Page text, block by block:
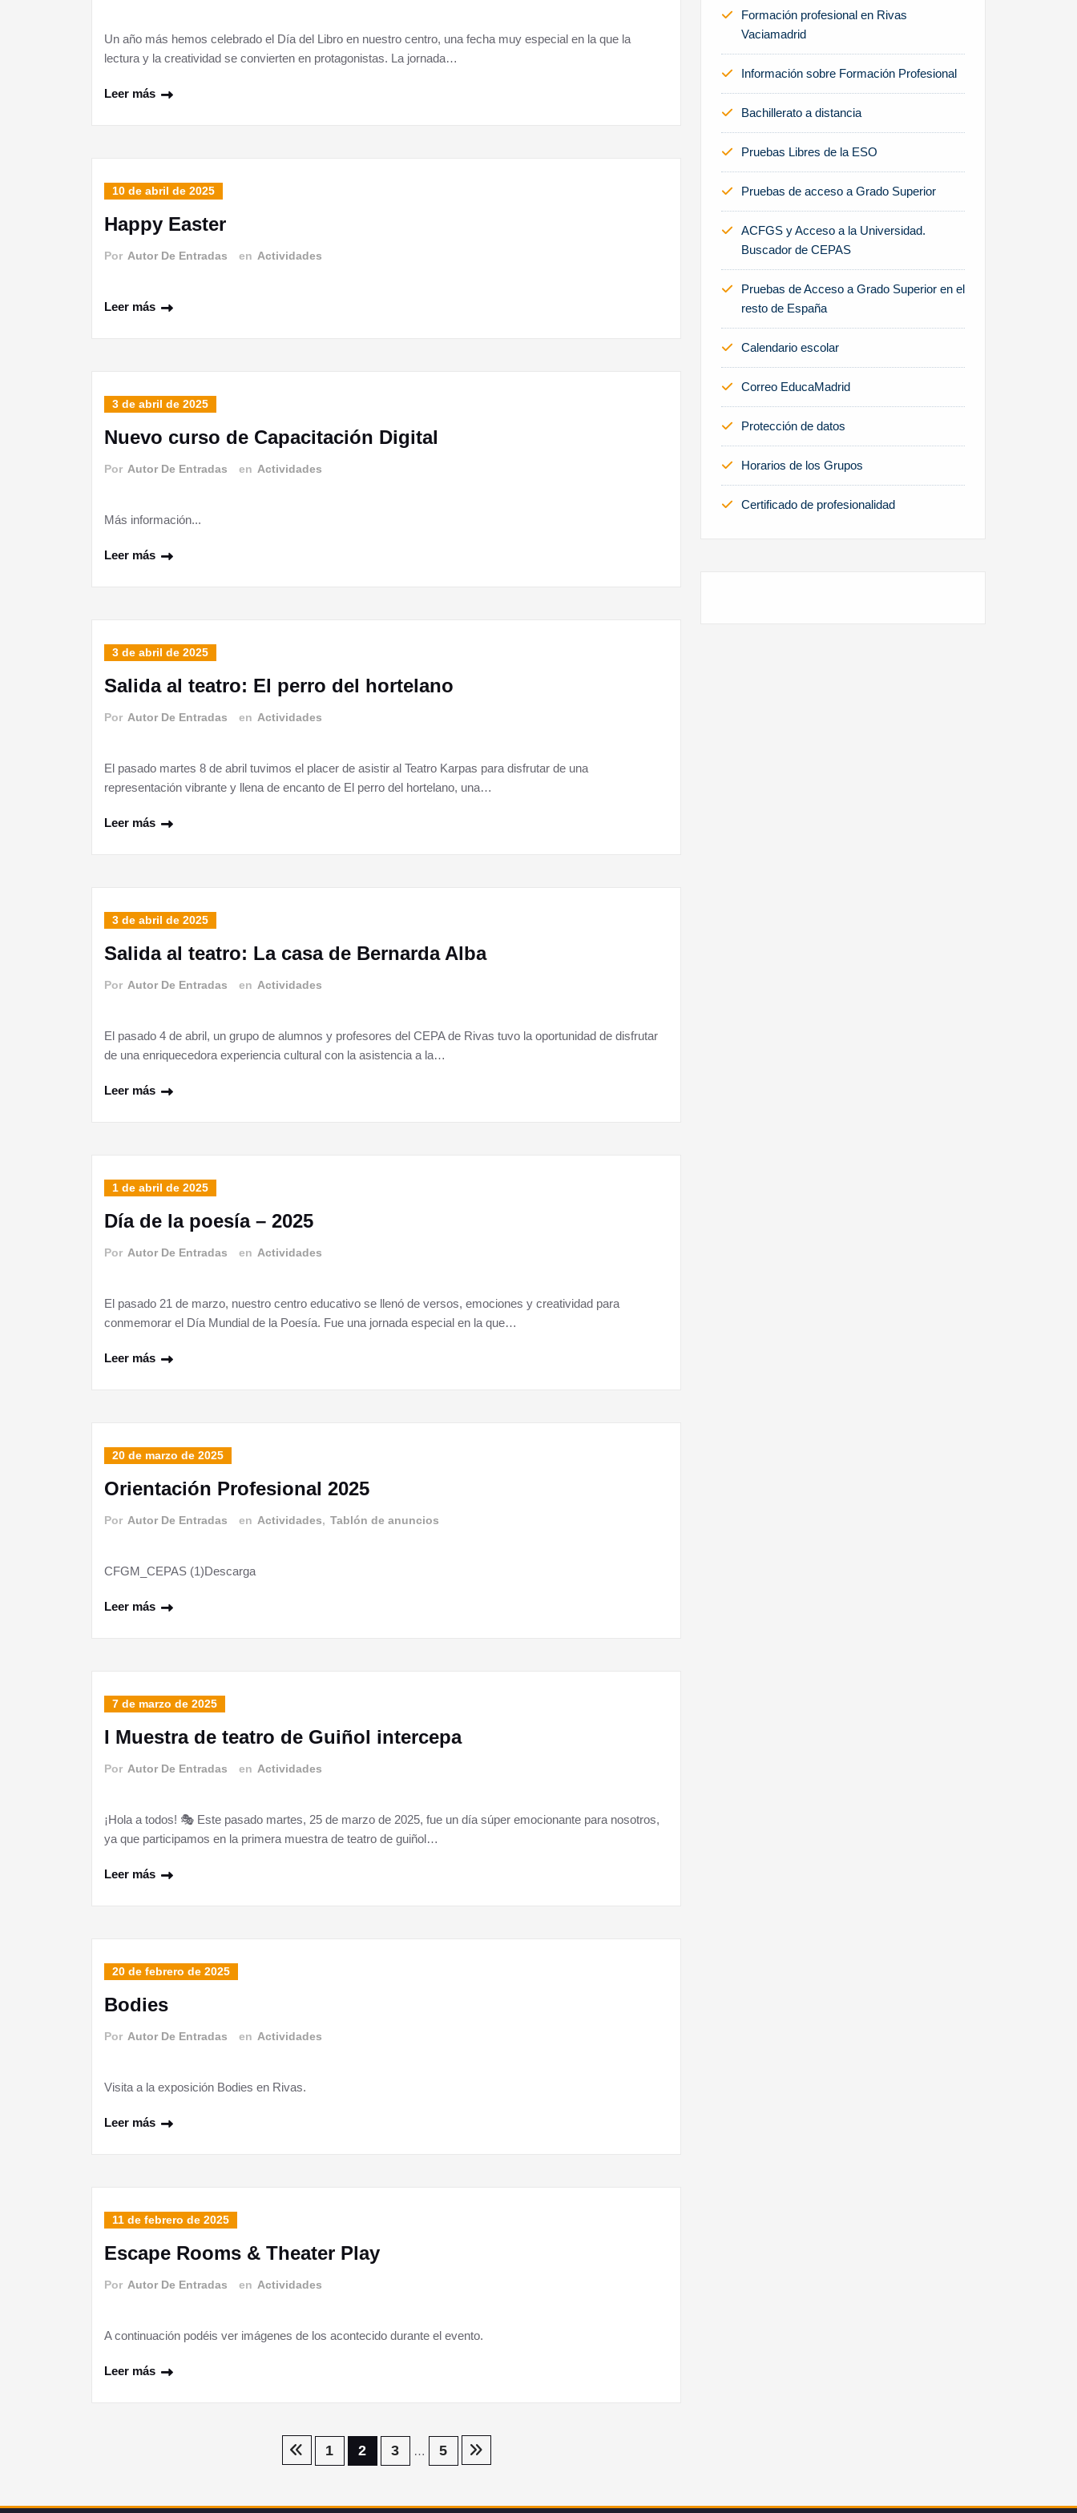
Un año más hemos celebrado el Día del Libro en nuestro centro, una fecha muy especial en la que la
lectura y la creatividad se convierten en protagonistas. La jornada…
Leer más
10 de abril de 2025
Happy Easter
Por Autor De Entradas en Actividades
Leer más
3 de abril de 2025
Nuevo curso de Capacitación Digital
Por Autor De Entradas en Actividades
Más información...
Leer más
3 de abril de 2025
Salida al teatro: El perro del hortelano
Por Autor De Entradas en Actividades
El pasado martes 8 de abril tuvimos el placer de asistir al Teatro Karpas para disfrutar de una
representación vibrante y llena de encanto de El perro del hortelano, una…
Leer más
3 de abril de 2025
Salida al teatro: La casa de Bernarda Alba
Por Autor De Entradas en Actividades
El pasado 4 de abril, un grupo de alumnos y profesores del CEPA de Rivas tuvo la oportunidad de disfrutar
de una enriquecedora experiencia cultural con la asistencia a la…
Leer más
1 de abril de 2025
Día de la poesía – 2025
Por Autor De Entradas en Actividades
El pasado 21 de marzo, nuestro centro educativo se llenó de versos, emociones y creatividad para
conmemorar el Día Mundial de la Poesía. Fue una jornada especial en la que…
Leer más
20 de marzo de 2025
Orientación Profesional 2025
Por Autor De Entradas en Actividades, Tablón de anuncios
CFGM_CEPAS (1)Descarga
Leer más
7 de marzo de 2025
I Muestra de teatro de Guiñol intercepa
Por Autor De Entradas en Actividades
¡Hola a todos! 🎭 Este pasado martes, 25 de marzo de 2025, fue un día súper emocionante para nosotros,
ya que participamos en la primera muestra de teatro de guiñol…
Leer más
20 de febrero de 2025
Bodies
Por Autor De Entradas en Actividades
Visita a la exposición Bodies en Rivas.
Leer más
11 de febrero de 2025
Escape Rooms & Theater Play
Por Autor De Entradas en Actividades
A continuación podéis ver imágenes de los acontecido durante el evento.
Leer más
1 2 3 … 5
Formación profesional en Rivas
Vaciamadrid
Información sobre Formación Profesional
Bachillerato a distancia
Pruebas Libres de la ESO
Pruebas de acceso a Grado Superior
ACFGS y Acceso a la Universidad.
Buscador de CEPAS
Pruebas de Acceso a Grado Superior en el
resto de España
Calendario escolar
Correo EducaMadrid
Protección de datos
Horarios de los Grupos
Certificado de profesionalidad